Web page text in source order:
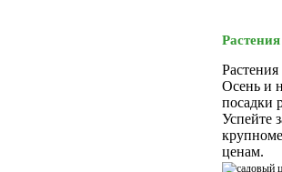
Растения
Осень и
посадки
Успейте
ценам.